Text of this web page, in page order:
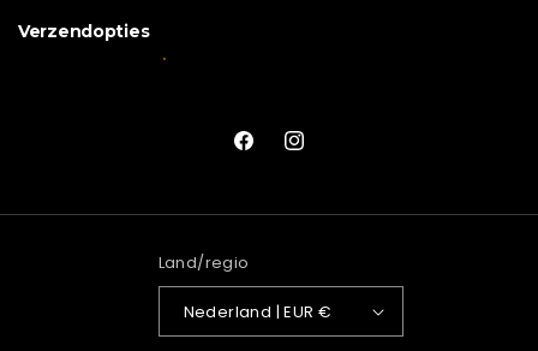
Verzendopties
FacebookInstagram
Land/regio
Nederland | EUR €